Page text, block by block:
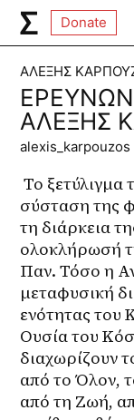
Donate
ΑΛΕΞΗΣ
ΑΛΕΞΗΣ
alexis_karpouzos
Το ξετύλιγμα της σκέψης, πριν από τη
σύσταση της
τη διάρκεια
ολοκλήρωσή
Παν. Τόσο η
μεταφυσική
ενότητας
Ουσία του
διαχωρίζουν
από το Όλον,
από τη Ζωή,